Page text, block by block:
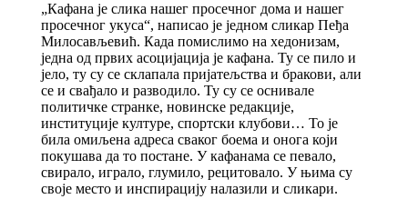
„Кафана је слика нашег просечног дома и нашег
просечног укуса“, написао је једном сликар Пеђа
Милосављевић. Када помислимо на хедонизам,
једна од првих асоцијација је кафана. Ту се пило и
јело, ту су се склапала пријатељства и бракови, али
се и свађало и разводило. Ту су се оснивале
политичке странке, новинске редакције,
институције културе, спортски клубови… То је
била омиљена адреса сваког боема и онога који
покушава да то постане. У кафанама се певало,
свирало, играло, глумило, рецитовало. У њима су
своје место и инспирацију налазили и сликари.